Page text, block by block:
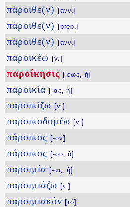
πάροιθε(ν) [avv.]
πάροιθε(ν) [prep.]
πάροιθε(ν) [avv.]
παροικέω [v.]
παροίκησις [-εως, ἡ]
παροικία [-ας, ἡ]
παροικίζω [v.]
παροικοδομέω [v.]
πάροικος [-ον]
πάροικος [-ου, ὁ]
παροιμία [-ας, ἡ]
παροιμιάζω [v.]
παροιμιακόν [τό]